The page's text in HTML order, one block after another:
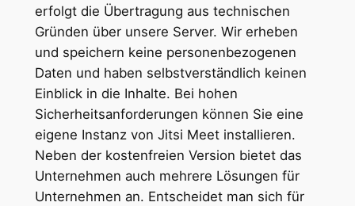
erfolgt die Übertragung aus technischen
Gründen über unsere Server. Wir erheben
und speichern keine personenbezogenen
Daten und haben selbstverständlich keinen
Einblick in die Inhalte. Bei hohen
Sicherheitsanforderungen können Sie eine
eigene Instanz von Jitsi Meet installieren.
Neben der kostenfreien Version bietet das
Unternehmen auch mehrere Lösungen für
Unternehmen an. Entscheidet man sich für